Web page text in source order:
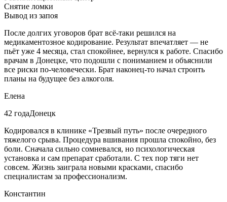
Снятие ломки
Вывод из запоя
После долгих уговоров брат всё-таки решился на
медикаментозное кодирование. Результат впечатляет — не
пьёт уже 4 месяца, стал спокойнее, вернулся к работе. Спасибо
врачам в Донецке, что подошли с пониманием и объяснили
все риски по-человечески. Брат наконец-то начал строить
планы на будущее без алкоголя.
Елена
42 годаДонецк
Кодировался в клинике «Трезвый путь» после очередного
тяжелого срыва. Процедура вшивания прошла спокойно, без
боли. Сначала сильно сомневался, но психологическая
установка и сам препарат сработали. С тех пор тяги нет
совсем. Жизнь заиграла новыми красками, спасибо
специалистам за профессионализм.
Константин